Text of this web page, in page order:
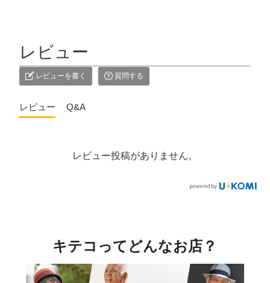
レビュー
レビューを書く 質問する
レビュー Q&A
レビュー投稿がありません。
キテコってどんなお店？